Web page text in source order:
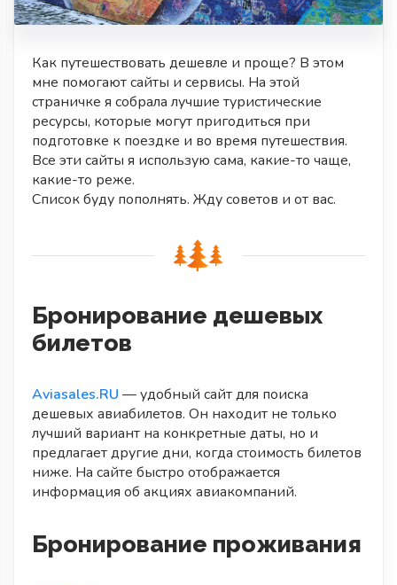
Как путешествовать дешевле и проще? В этом
мне помогают сайты и сервисы. На этой
страничке я собрала лучшие туристические
ресурсы, которые могут пригодиться при
подготовке к поездке и во время путешествия.
Все эти сайты я использую сама, какие-то чаще,
какие-то реже.
Список буду пополнять. Жду советов и от вас.
Бронирование дешевых
билетов
Aviasales.RU — удобный сайт для поиска
дешевых авиабилетов. Он находит не только
лучший вариант на конкретные даты, но и
предлагает другие дни, когда стоимость билетов
ниже. На сайте быстро отображается
информация об акциях авиакомпаний.
Бронирование проживания